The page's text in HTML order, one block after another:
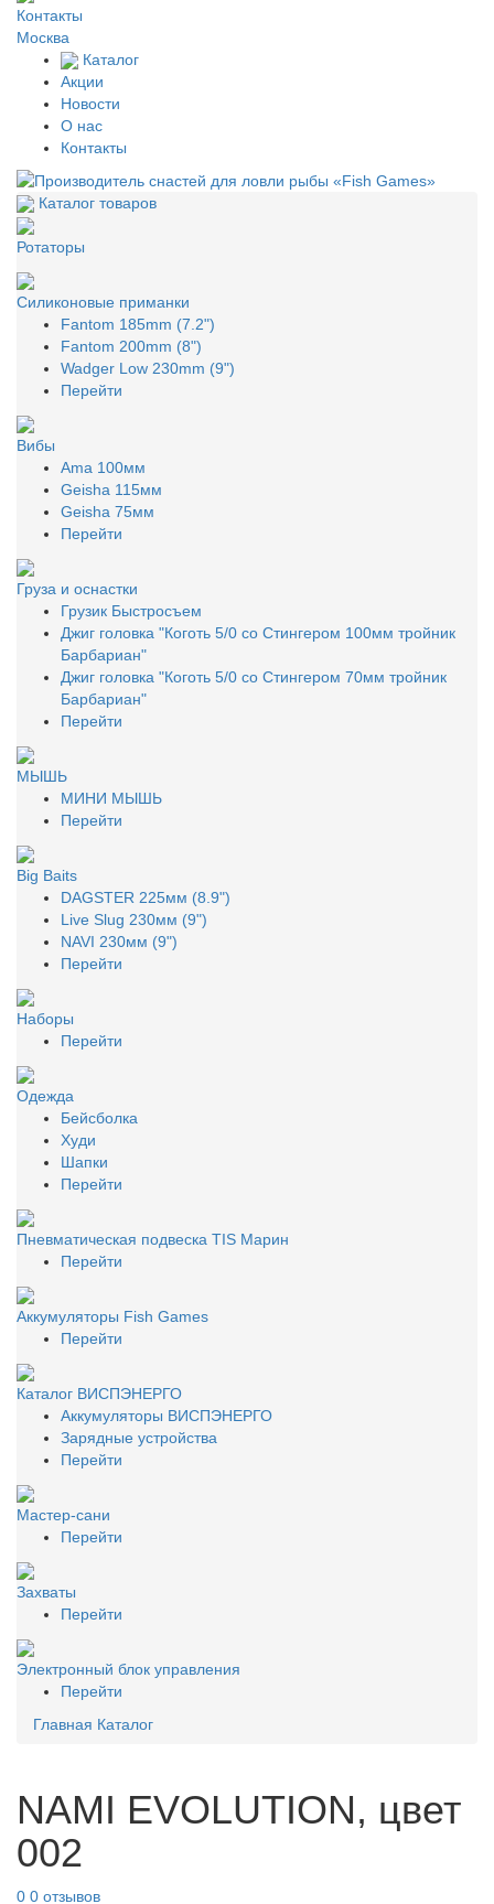
Контакты
Москва
Каталог
Акции
Новости
О нас
Контакты
Каталог товаров
Ротаторы
Силиконовые приманки
Fantom 185mm (7.2")
Fantom 200mm (8")
Wadger Low 230mm (9")
Перейти
Вибы
Ama 100мм
Geisha 115мм
Geisha 75мм
Перейти
Груза и оснастки
Грузик Быстросъем
Джиг головка "Коготь 5/0 со Стингером 100мм тройник
Барбариан"
Джиг головка "Коготь 5/0 со Стингером 70мм тройник
Барбариан"
Перейти
МЫШЬ
МИНИ МЫШЬ
Перейти
Big Baits
DAGSTER 225мм (8.9")
Live Slug 230мм (9")
NAVI 230мм (9")
Перейти
Наборы
Перейти
Одежда
Бейсболка
Худи
Шапки
Перейти
Пневматическая подвеска TIS Марин
Перейти
Аккумуляторы Fish Games
Перейти
Каталог ВИСПЭНЕРГО
Аккумуляторы ВИСПЭНЕРГО
Зарядные устройства
Перейти
Мастер-сани
Перейти
Захваты
Перейти
Электронный блок управления
Перейти
Главная Каталог
NAMI EVOLUTION, цвет
002
0 0 отзывов